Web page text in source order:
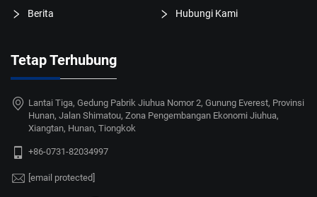
Berita Hubungi Kami
Tetap Terhubung
Lantai Tiga, Gedung Pabrik Jiuhua Nomor 2, Gunung Everest, Provinsi
Hunan, Jalan Shimatou, Zona Pengembangan Ekonomi Jiuhua,
Xiangtan, Hunan, Tiongkok
+86-0731-82034997
[email protected]